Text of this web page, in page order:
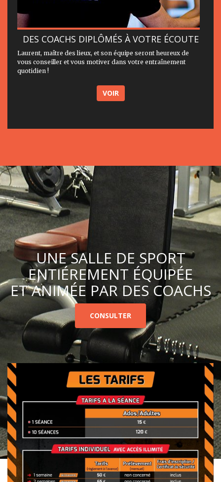
DES COACHS DIPLÔMÉS À VOTRE ÉCOUTE
Laurent, maître des lieux, et son équipe seront heureux de
vous conseiller et vous motiver dans votre entraînement
quotidien !
VOIR
UNE SALLE DE SPORT
ENTIÉREMENT ÉQUIPÉE
ET ANIMÉE PAR DES COACHS
CONSULTER